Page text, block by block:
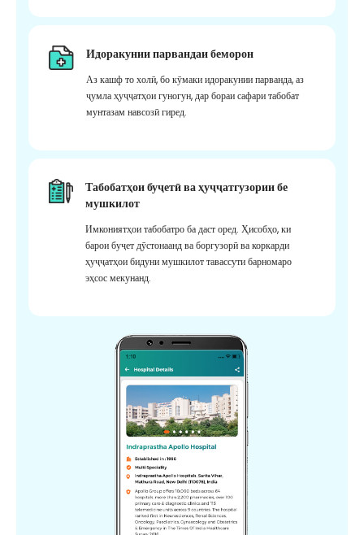
Идоракунии парвандаи беморон
Аз кашф то холӣ, бо кӯмаки идоракунии парванда, аз
ҷумла ҳуҷҷатҳои гуногун, дар бораи сафари табобат
мунтазам навсозӣ гиред.
Табобатҳои буҷетӣ ва ҳуҷҷатгузории бе
мушкилот
Имкониятҳои табобатро ба даст оред. Ҳисобҳо, ки
барои буҷет дӯстонаанд ва боргузорӣ ва коркарди
ҳуҷҷатҳои бидуни мушкилот тавассути барномаро
эҳсос мекунанд.